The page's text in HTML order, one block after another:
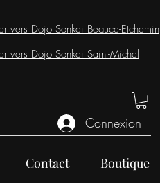
vers Dojo Sonkei Beauce-Etchemin
vers Dojo Sonkei Saint-Michel
Connexion
Contact Boutique